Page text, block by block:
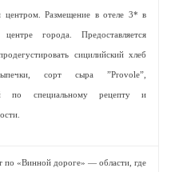
центром. Размещение в отеле 3* в
центре города. Предоставляется
сицилийский хлеб
сорт сыра ”Provole”,
по специальному рецепту и
по «Винной дороге» — области, где